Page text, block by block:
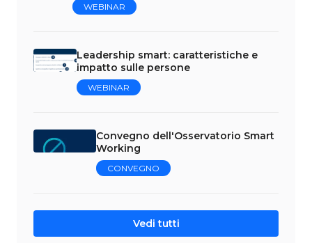
WEBINAR
Leadership smart: caratteristiche e
impatto sulle persone
WEBINAR
Convegno dell'Osservatorio Smart
Working
CONVEGNO
Vedi tutti